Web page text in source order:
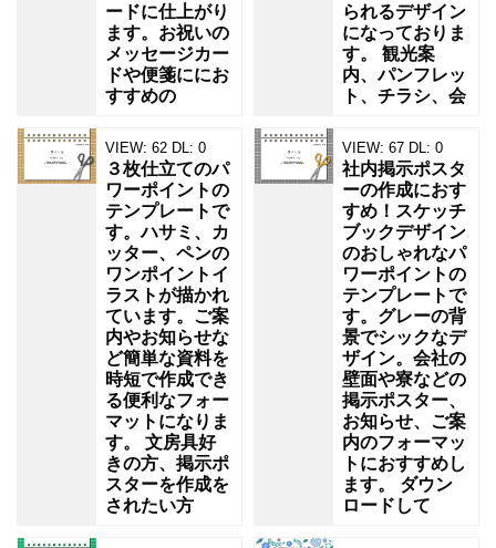
ードに仕上がり
ます。お祝いの
メッセージカー
ドや便箋ににお
すすめの
られるデザイン
になっておりま
す。 観光案
内、パンフレッ
ト、チラシ、会
VIEW: 62 DL: 0
３枚仕立てのパ
ワーポイントの
テンプレートで
す。ハサミ、カ
ッター、ペンの
ワンポイントイ
ラストが描かれ
ています。ご案
内やお知らせな
ど簡単な資料を
時短で作成でき
る便利なフォー
マットになりま
す。 文房具好
きの方、掲示ポ
スターを作成を
されたい方
VIEW: 67 DL: 0
社内掲示ポスタ
ーの作成におす
すめ！スケッチ
ブックデザイン
のおしゃれなパ
ワーポイントの
テンプレートで
す。グレーの背
景でシックなデ
ザイン。会社の
壁面や寮などの
掲示ポスター、
お知らせ、ご案
内のフォーマッ
トにおすすめし
ます。 ダウン
ロードして